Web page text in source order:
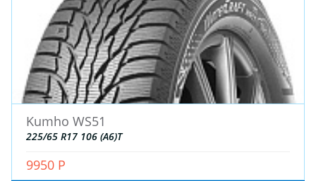
Kumho WS51
225/65 R17 106 (A6)T
9950 Р